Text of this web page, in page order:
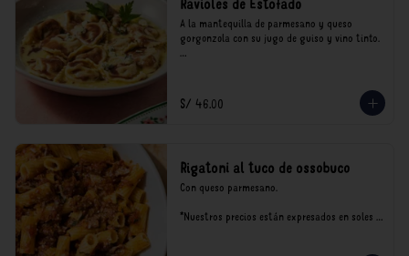
A la mantequilla de parmesano y queso
gorgonzola con su jugo de guiso y vino tinto.
consumo.
S/ 46.00
Rigatoni al tuco de ossobuco
Con queso parmesano.
*Nuestros precios están expresados en soles e